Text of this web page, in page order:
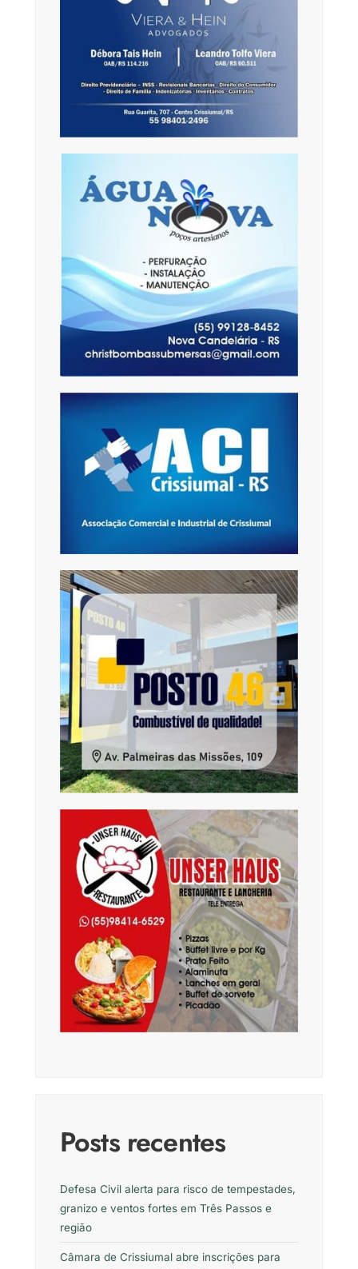
Posts recentes
Defesa Civil alerta para risco de tempestades,
granizo e ventos fortes em Três Passos e
região
Câmara de Crissiumal abre inscrições para